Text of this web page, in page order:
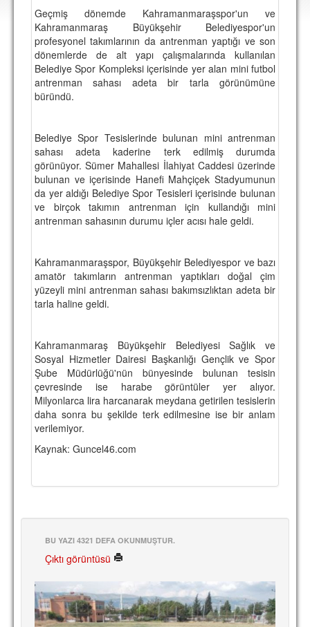
DEPLASMAN
LİSANSLI ÜRÜNLER
MULTİMEDYA
FOTOĞRAF & VİDEOLAR
KULÜP
AMBLEM
SPOR TESİSLERİ
YÖNETİM KURULU
SPONSORLAR
TARİHÇE
BASINDAN
KUPA MAÇLARI
ESKi BAŞKANLAR
HAKKIMIZDA
İRTİBAT
REKLAM YAYINI
Geçmiş dönemde Kahramanmaraşspor'un ve
Kahramanmaraş Büyükşehir Belediyespor'un
profesyonel takımlarının da antrenman yaptığı ve son
dönemlerde de alt yapı çalışmalarında kullanılan
Belediye Spor Kompleksi içerisinde yer alan mini futbol
antrenman sahası adeta bir tarla görünümüne
büründü.
Belediye Spor Tesislerinde bulunan mini antrenman
sahası adeta kaderine terk edilmiş durumda
görünüyor. Sümer Mahallesi İlahiyat Caddesi üzerinde
bulunan ve içerisinde Hanefi Mahçiçek Stadyumunun
da yer aldığı Belediye Spor Tesisleri içerisinde bulunan
ve birçok takımın antrenman için kullandığı mini
antrenman sahasının durumu içler acısı hale geldi.
Kahramanmaraşspor, Büyükşehir Belediyespor ve bazı
amatör takımların antrenman yaptıkları doğal çim
yüzeyli mini antrenman sahası bakımsızlıktan adeta bir
tarla haline geldi.
Kahramanmaraş Büyükşehir Belediyesi Sağlık ve
Sosyal Hizmetler Dairesi Başkanlığı Gençlik ve Spor
Şube Müdürlüğü'nün bünyesinde bulunan tesisin
çevresinde ise harabe görüntüler yer alıyor.
Milyonlarca lira harcanarak meydana getirilen tesislerin
daha sonra bu şekilde terk edilmesine ise bir anlam
verilemiyor.
Kaynak: Guncel46.com
BU YAZI 4321 DEFA OKUNMUŞTUR.
Çıktı görüntüsü